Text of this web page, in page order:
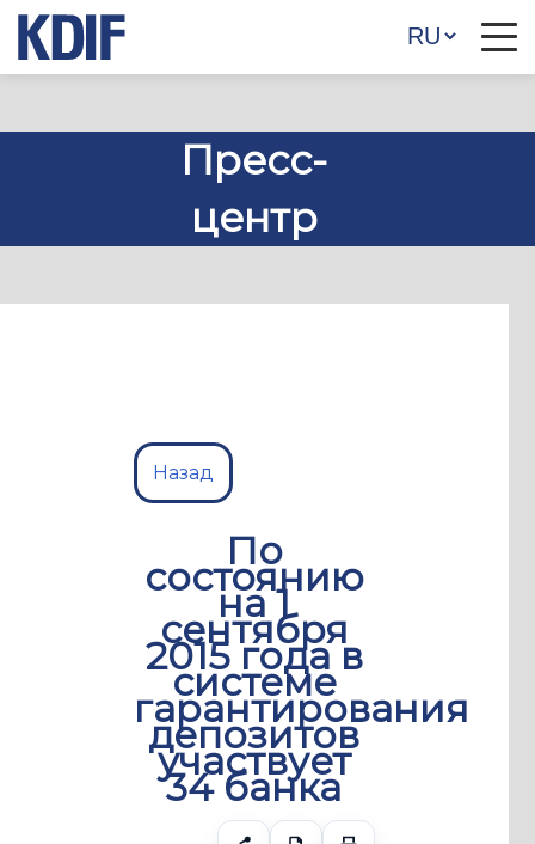
Пресс-
центр
Назад
По
состоянию
на 1
сентября
2015 года в
системе
гарантирования
депозитов
участвует
34 банка